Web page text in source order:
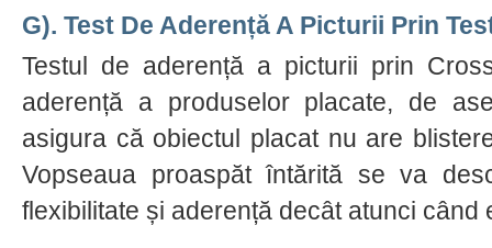
G). Test De Aderență A Picturii Prin
Testul de aderență a picturii prin
aderență a produselor placate, de
asigura că obiectul placat nu are
Vopseaua proaspăt întărită se va
flexibilitate și aderență decât atunci